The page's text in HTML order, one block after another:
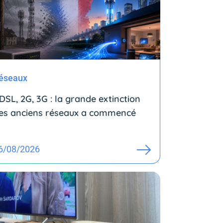
2G, 3G : la grande extinction
anciens réseaux a commencé
08/2026